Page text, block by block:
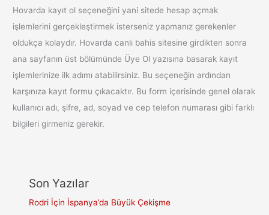
Hovarda kayıt ol seçeneğini yani sitede hesap açmak
işlemlerini gerçekleştirmek isterseniz yapmanız gerekenler
oldukça kolaydır. Hovarda canlı bahis sitesine girdikten sonra
ana sayfanın üst bölümünde Üye Ol yazısına basarak kayıt
işlemlerinize ilk adımı atabilirsiniz. Bu seçeneğin ardından
karşınıza kayıt formu çıkacaktır. Bu form içerisinde genel olarak
kullanıcı adı, şifre, ad, soyad ve cep telefon numarası gibi farklı
bilgileri girmeniz gerekir.
Son Yazılar
Rodri İçin İspanya’da Büyük Çekişme